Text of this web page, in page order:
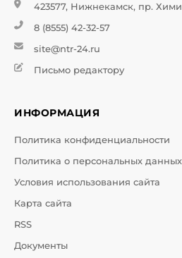
423577, Нижнекамск, пр.
8 (8555) 42-32-57
site@ntr-24.ru
Письмо редактору
ИНФОРМАЦИЯ
Политика конфиденциальности
Политика о персональных данных
Условия использования сайта
Карта сайта
RSS
Документы